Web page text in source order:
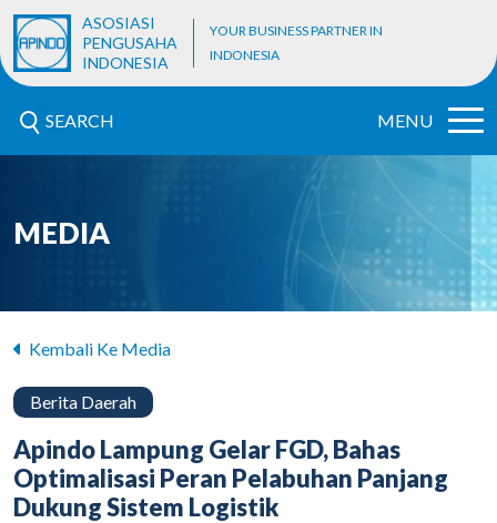
ASOSIASI
PENGUSAHA
INDONESIA
YOUR BUSINESS PARTNER IN
INDONESIA
SEARCH MENU
MEDIA
Kembali Ke Media
Berita Daerah
Apindo Lampung Gelar FGD, Bahas
Optimalisasi Peran Pelabuhan Panjang
Dukung Sistem Logistik